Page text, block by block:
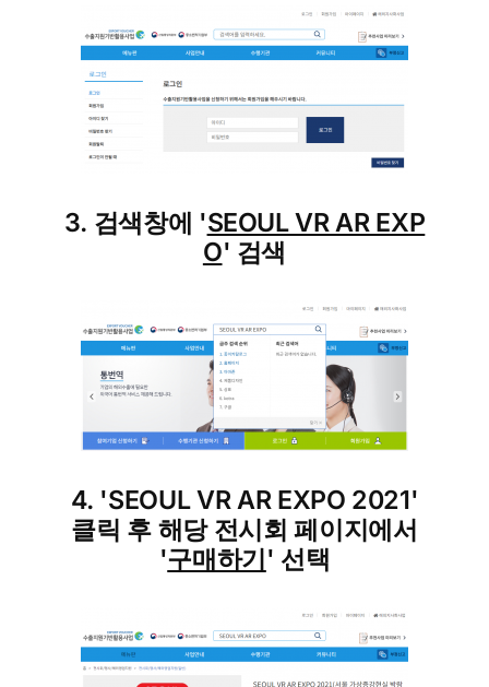
3. 검색창에 'SEOUL VR AR EXP
O' 검색
4. 'SEOUL VR AR EXPO 2021'
클릭 후 해당 전시회 페이지에서
'구매하기' 선택